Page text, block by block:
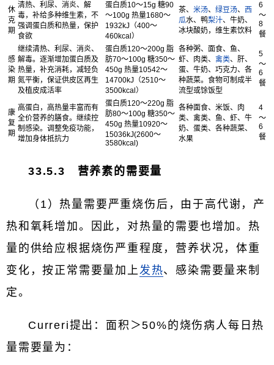
休
克
期
清热、利尿、消炎、解
毒，补给多种维生素，不
强调蛋白质和热量，保护
食欲
蛋白质10～15g 糖90
～100g 热量1680～
1932kJ（400～
460kcal）
茶、 米汤、 绿豆汤、 西
瓜水、鸭梨汁、牛奶、
冰块酸奶，维生素饮料
6
～
8
餐
感
染
期
继续清热、利尿、消炎、
解毒。逐渐增加蛋白质及
热量，补充消耗，减轻负
氮平衡，保证供皮区再生
及植皮成活率
蛋白质120～200g 脂
肪70～100g 糖350～
450g 热量10542～
14700kJ（2510～
3500kcal）
各种粥、面食、鱼、
虾、肉类、 禽类、肝、
蛋、牛奶、巧克力、各
种蔬菜。食物可制成半
流型或馀饭型
5
～
6
餐
康
复
期
高蛋白，高热量丰富而有
全价营养的膳食。继续控
制感染。调整免疫功能，
增加身体抵抗力
蛋白质120～220g 脂
肪80～100g 糖350～
450g 热量10920～
15036kJ(2600～
3580kcal)
各种面食、米饭、肉
类、禽类、鱼、虾、牛
奶、蛋类、各种蔬菜、
水果
4
～
6
餐
33.5.3 营养素的需要量
（1）热量需要严重烧伤后，由于高代谢，产
热和氧耗增加。因此，对热量的需要也增加。热
量的供给应根据烧伤严重程度，营养状况，体重
变化，按正常需要量加上发热、感染需要量来制
定。
Curreri提出：面积＞50%的烧伤病人每日热
量需要量为：